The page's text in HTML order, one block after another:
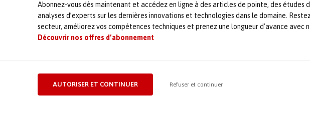
Abonnez-vous dès maintenant et accédez en ligne à des articles de pointe, des études
analyses d’experts sur les dernières innovations et technologies dans le domaine.
secteur, améliorez vos compétences techniques et prenez une longueur d’avance avec
Découvrir nos offres d’abonnement
AUTORISER ET CONTINUER Refuser et continuer